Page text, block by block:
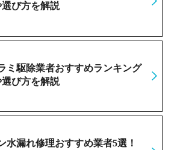
び方を解説
ミ駆除業者おすすめランキング
び方を解説
水漏れ修理おすすめ業者5選！